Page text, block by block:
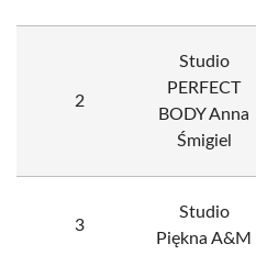
2
Studio
PERFECT
BODY Anna
Śmigiel
3
Studio
Piękna A&M